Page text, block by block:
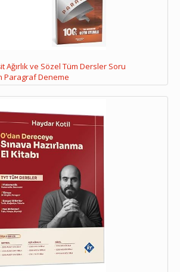
Ağırlık ve Sözel Tüm Dersler Soru
Paragraf Deneme